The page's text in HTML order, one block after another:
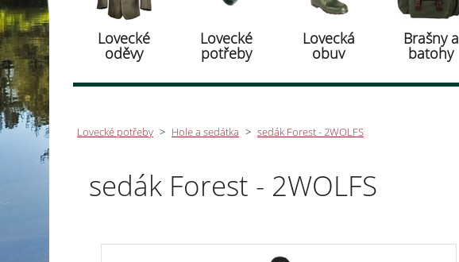
Lovecké
oděvy
Lovecké
potřeby
Lovecká
obuv
Brašny a
batohy
Lovecké potřeby > Hole a sedátka > sedák Forest - 2WOLFS
sedák Forest - 2WOLFS